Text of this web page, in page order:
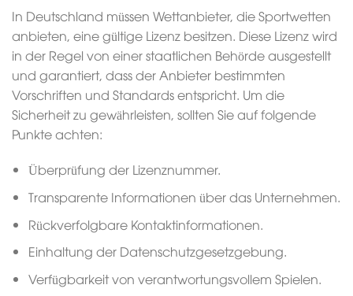
In Deutschland müssen Wettanbieter, die Sportwetten
anbieten, eine gültige Lizenz besitzen. Diese Lizenz wird
in der Regel von einer staatlichen Behörde ausgestellt
und garantiert, dass der Anbieter bestimmten
Vorschriften und Standards entspricht. Um die
Sicherheit zu gewährleisten, sollten Sie auf folgende
Punkte achten:
Überprüfung der Lizenznummer.
Transparente Informationen über das Unternehmen.
Rückverfolgbare Kontaktinformationen.
Einhaltung der Datenschutzgesetzgebung.
Verfügbarkeit von verantwortungsvollem Spielen.